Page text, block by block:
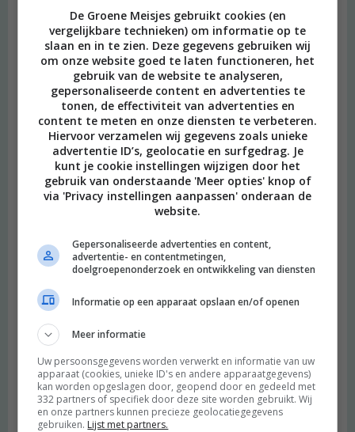
De Groene Meisjes gebruikt cookies (en
vergelijkbare technieken) om informatie op te
slaan en in te zien. Deze gegevens gebruiken wij
om onze website goed te laten functioneren, het
gebruik van de website te analyseren,
gepersonaliseerde content en advertenties te
tonen, de effectiviteit van advertenties en
content te meten en onze diensten te verbeteren.
Hiervoor verzamelen wij gegevens zoals unieke
advertentie ID’s, geolocatie en surfgedrag. Je
kunt je cookie instellingen wijzigen door het
gebruik van onderstaande 'Meer opties' knop of
via 'Privacy instellingen aanpassen' onderaan de
website.
Gepersonaliseerde advertenties en content,
advertentie- en contentmetingen,
doelgroepenonderzoek en ontwikkeling van diensten
Informatie op een apparaat opslaan en/of openen
Meer informatie
Uw persoonsgegevens worden verwerkt en informatie van uw
apparaat (cookies, unieke ID's en andere apparaatgegevens)
kan worden opgeslagen door, geopend door en gedeeld met
332 partners of specifiek door deze site worden gebruikt. Wij
en onze partners kunnen precieze geolocatiegegevens
gebruiken. Lijst met partners.